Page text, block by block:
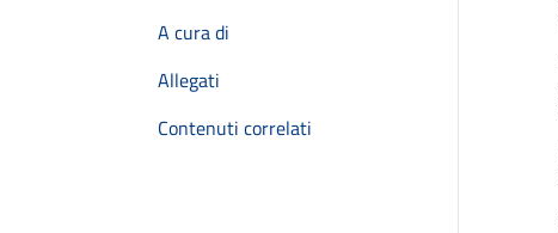
A cura di
Allegati
Contenuti correlati